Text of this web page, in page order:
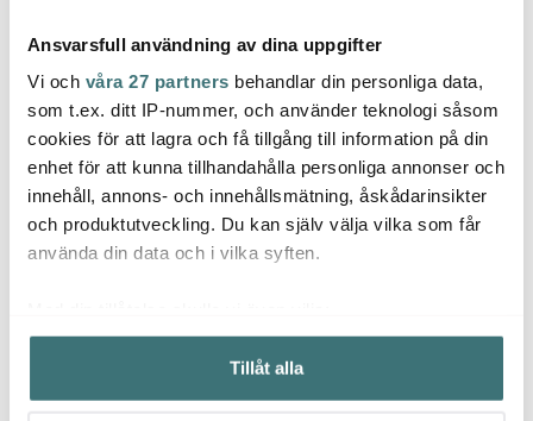
Ansvarsfull användning av dina uppgifter
Vi och våra 27 partners behandlar din personliga data,
som t.ex. ditt IP-nummer, och använder teknologi såsom
cookies för att lagra och få tillgång till information på din
enhet för att kunna tillhandahålla personliga annonser och
innehåll, annons- och innehållsmätning, åskådarinsikter
och produktutveckling. Du kan själv välja vilka som får
använda din data och i vilka syften.
Samla in information om din geografiska plats som
kan ha en noggrannhet på upp till flera meter
Identifiera din enhet genom att aktivt skanna den för
Tillåt alla
Magnor
Dina Dekanter 1,9 L Klar
519 kr 1299 kr
Magnor
Cape Servett 33x33 cm
20-pack Beige
75 kr